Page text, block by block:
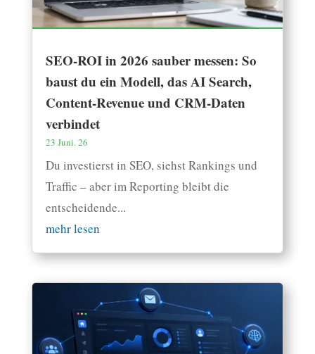
SEO-ROI in 2026 sauber messen: So
baust du ein Modell, das AI Search,
Content-Revenue und CRM-Daten
verbindet
23 Juni. 26
Du investierst in SEO, siehst Rankings und
Traffic – aber im Reporting bleibt die
entscheidende...
mehr lesen